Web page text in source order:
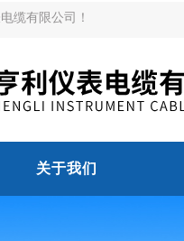
缆有限公司！
关于我们